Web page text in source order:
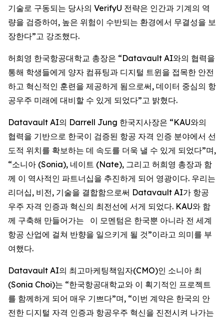
기술로 구동되는 당사의 VerifyU 전략은 인간과 기계의 역
량을 검증하여, 높은 위험이 수반되는 환경에서 무결성을 보
장한다”고 강조했다.
허희영 한국항공대학교 총장은 “Datavault AI와의 협력을
통해 학생들에게 양자 컴퓨팅과 디지털 트윈을 접목한 안전
하고 혁신적인 훈련을 제공하게 됨으로써, 데이터 중심의 항
공우주 미래에 대비할 수 있게 되었다”고 밝혔다.
Datavault AI의 Darrell Jung 한국지사장은 “KAU와의
협력을 기반으로 한국이 검증된 항공 자격 인증 분야에서 선
도적 위치를 확보하는 데 속도를 더욱 낼 수 있게 되었다”며,
“소니아 (Sonia), 네이트 (Nate), 그리고 허희영 총장과 함
께 이 역사적인 파트너십을 추진하게 되어 영광이다. 우리는
리더십, 비전, 기술을 결합함으로써 Datavault AI가 항공
우주 자격 인증과 혁신의 최전선에 서게 되었다. KAU와 함
께 구축해 만들어가는 이 모멘텀은 한국뿐 아니라 전 세계
항공 산업에 걸쳐 반향을 일으키게 될 것”이라고 의미를 부
여했다.
Datavault AI의 최고마케팅책임자(CMO)인 소니아 최
(Sonia Choi)는 “한국항공대학교와 이 획기적인 프로젝트
를 함께하게 되어 매우 기쁘다”며, “이번 계약은 한국의 안
전한 디지털 자격 인증과 항공우주 혁신을 진전시켜 나가는